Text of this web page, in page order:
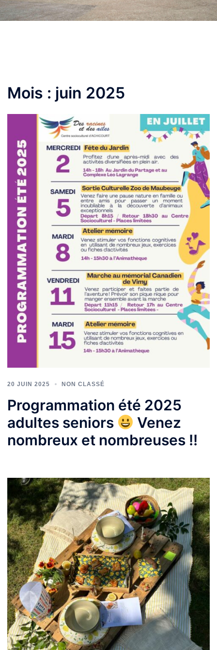
Mois : juin 2025
20 JUIN 2025 NON CLASSÉ
Programmation été 2025
adultes seniors
Venez
nombreux et nombreuses !!